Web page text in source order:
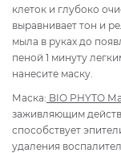
клеток и глубоко
выравнивает тон и
мыла в руках до
пеной 1 минуту
нанесите маску.
Маска: BIO PHYTO
заживляющим
способствует
удаления